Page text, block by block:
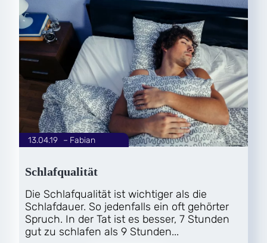
Schlafqualität
Fabian
13.04.19
Die Schlafqualität ist wichtiger als die
Schlafdauer. So jedenfalls ein oft gehörter
Spruch. In der Tat ist es besser, 7 Stunden
gut zu schlafen als 9 Stunden...